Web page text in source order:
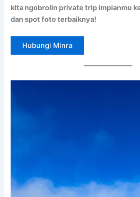
kita ngobrolin private trip impianmu
dan spot foto terbaiknya!
Hubungi Minra